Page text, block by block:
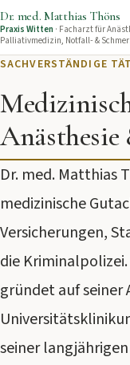
Dr. med. Matthias Thöns
Praxis Witten · Facharzt für
Palliativmedizin, Notfall‑ &
Startseite
Praxis
Sterbehilfe
Gutachten
Über Dr. Thöns
Aktuelles
SACHVERSTÄNDIGE
Dr. med. Matthias
medizinische
Versicherungen,
die
gründet auf seiner
seiner